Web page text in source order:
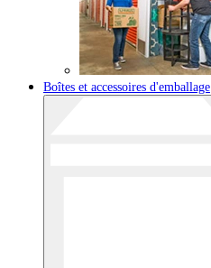
Boîtes et accessoires d'emballage